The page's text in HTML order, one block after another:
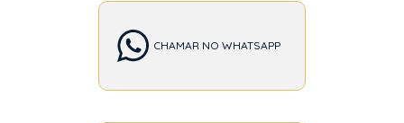
CHAMAR NO WHATSAPP